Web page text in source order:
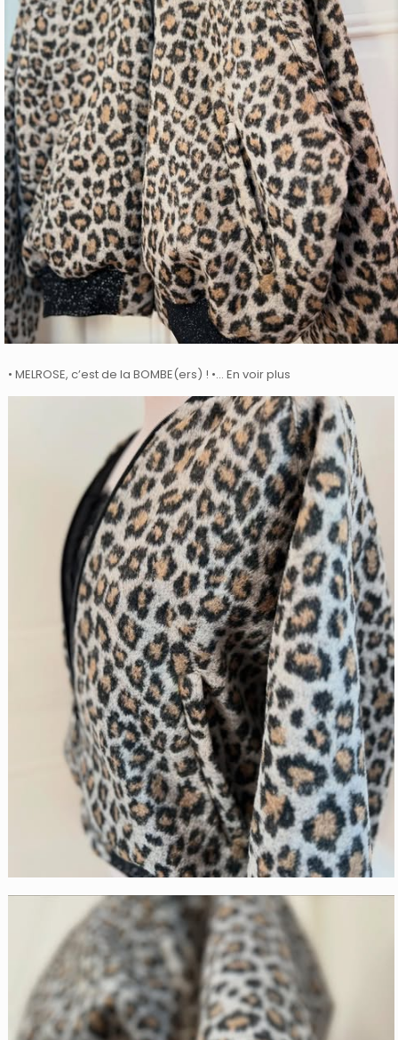
• MELROSE, c’est de la BOMBE(ers) ! •… En voir plus